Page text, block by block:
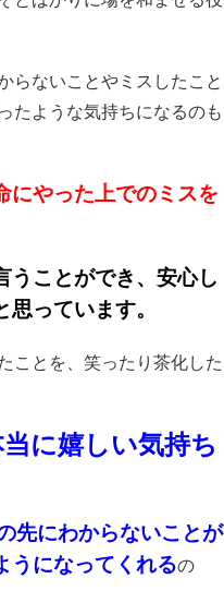
らないことやミスしたこと
たような気持ちになるのも
にやった上でのミスを
うことができ、安心し
っています。
ことを、笑ったり茶化した
に嬉しい気持ち
先にわからないことが
うになってくれるの